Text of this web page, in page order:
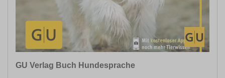
GU Verlag Buch Hundesprache